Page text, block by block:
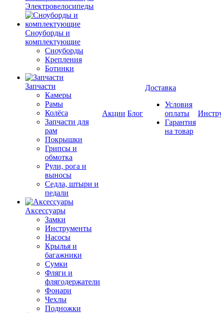
Электровелосипеды
Cноуборды и
комплектующие
Сноуборды
Крепления
Ботинки
Запчасти
Камеры
Рамы
Колёса
Запчасти для
рам
Покрышки
Грипсы и
обмотка
Рули, рога и
выносы
Седла, штыри и
педали
Аксессуары
Замки
Инструменты
Насосы
Крылья и
багажники
Сумки
Фляги и
флягодержатели
Фонари
Чехлы
Подножки
Акции Блог
Доставка
Условия
оплаты
Гарантия
на товар